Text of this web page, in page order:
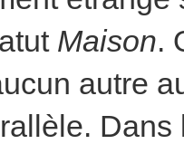
Maison.
autre
Dans